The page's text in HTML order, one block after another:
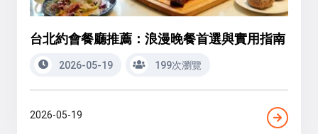
台北約會餐廳推薦：浪漫晚餐首選與實用指南
2026-05-19 199次瀏覽
2026-05-19